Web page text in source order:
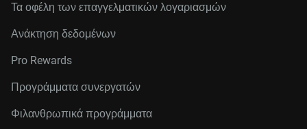
Τα οφέλη των επαγγελματικών λογαριασμών
Ανάκτηση δεδομένων
Pro Rewards
Προγράμματα συνεργατών
Φιλανθρωπικά προγράμματα